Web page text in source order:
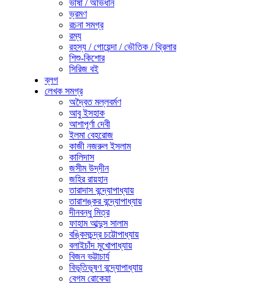
ভাষা / অভিধান
ভ্রমণ
রচনা সমগ্র
রম্য
রহস্য / গোয়েন্দা / ভৌতিক / থ্রিলার
শিশু-কিশোর
সিরিজ বই
ব্লগ
লেখক সমগ্র
অদ্বৈত মল্লবর্মণ
আবু ইসহাক
আশাপূর্ণা দেবী
ইলমা বেহরোজ
কাজী নজরুল ইসলাম
কালিদাস
জসীম উদ্‌দীন
জহির রায়হান
তারাদাস বন্দ্যোপাধ্যায়
তারাশঙ্কর বন্দ্যোপাধ্যায়
দীনবন্ধু মিত্র
ফাহাম আব্দুস সালাম
বঙ্কিমচন্দ্র চট্টোপাধ্যায়
বলাইচাঁদ মুখোপাধ্যায়
বিজন ভট্টাচার্য
বিভূতিভূষণ বন্দ্যোপাধ্যায়
বেগম রোকেয়া